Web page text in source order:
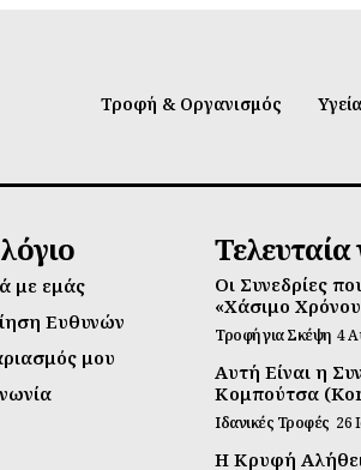
Τροφή & Οργανισμός Υγεία
με εμάς
Ευθυνών
μου
Τελευταία
Οι Συνεδρίες
«Χάσιμο
Τροφή για Σκέψη 4
Αυτή Είναι η
Κομπούτσα
Ιδανικές Τροφές 26
Η Κρυφή